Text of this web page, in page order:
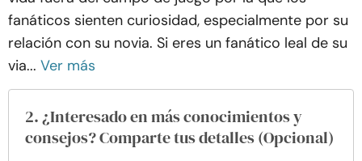
fanáticos sienten curiosidad, especialmente por su
relación con su novia. Si eres un fanático leal de su
via... Ver más
2. ¿Interesado en más conocimientos y
consejos? Comparte tus detalles (Opcional)